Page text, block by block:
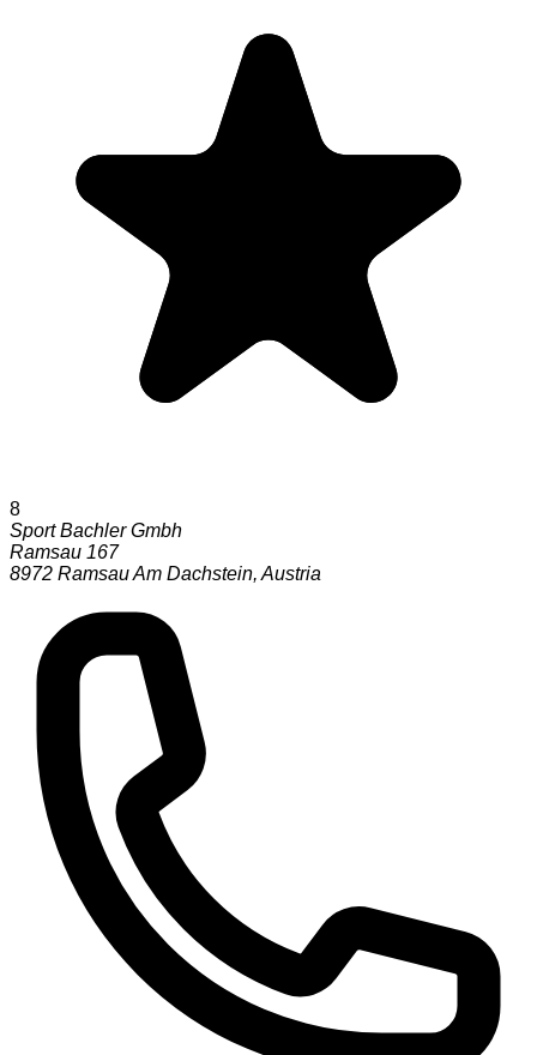
8
Sport Bachler Gmbh
Ramsau 167
8972 Ramsau Am Dachstein, Austria